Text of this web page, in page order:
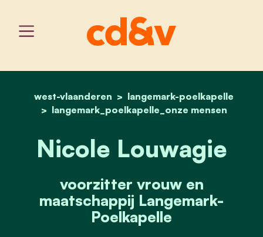
home
west-vlaanderen
langemark-poelkapelle
langemark_poelkapelle_onze mensen
nicole louwagie
Nicole Louwagie
voorzitter vrouw en
maatschappij Langemark-
Poelkapelle